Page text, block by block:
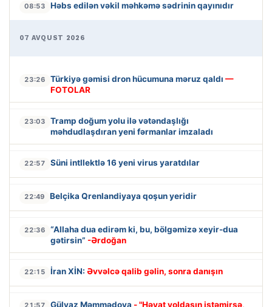
08:53 Həbs edilən vəkil məhkəmə sədrinin qayınıdır
07 AVQUST 2026
23:26 Türkiyə gəmisi dron hücumuna məruz qaldı —
FOTOLAR
23:03
Tramp doğum yolu ilə vətəndaşlığı
məhdudlaşdıran yeni fərmanlar imzaladı
22:57 Süni intllektlə 16 yeni virus yaratdılar
22:49 Belçika Qrenlandiyaya qoşun yeridir
22:36
“Allaha dua edirəm ki, bu, bölgəmizə xeyir-dua
gətirsin” -Ərdoğan
22:15 İran XİN: Əvvəlcə qalib gəlin, sonra danışın
21:57 Gülyaz Məmmədova - "Həyat yoldaşın istəmirsə,